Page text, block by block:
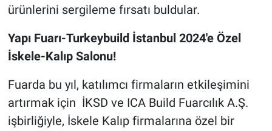
ürünlerini sergileme fırsatı buldular.
Yapı Fuarı-Turkeybuild İstanbul 2024'e Özel
İskele-Kalıp Salonu!
Fuarda bu yıl, katılımcı firmaların etkileşimini
artırmak için İKSD ve ICA Build Fuarcılık A.Ş.
işbirliğiyle, İskele Kalıp firmalarına özel bir